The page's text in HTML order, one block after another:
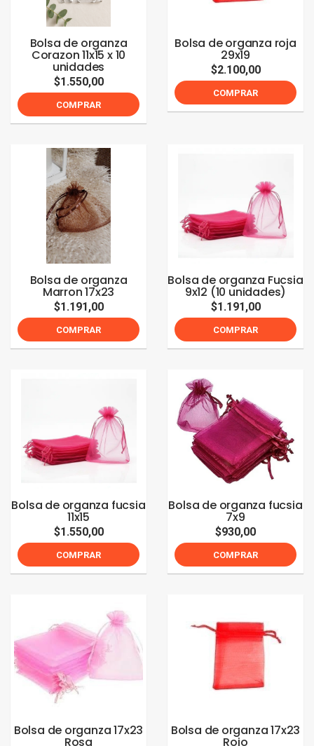
Bolsa de organza
Corazon 11x15 x 10
unidades
$1.550,00
COMPRAR
Bolsa de organza roja
29x19
$2.100,00
COMPRAR
Bolsa de organza
Marron 17x23
$1.191,00
COMPRAR
Bolsa de organza Fucsia
9x12 (10 unidades)
$1.191,00
COMPRAR
Bolsa de organza fucsia
11x15
$1.550,00
COMPRAR
Bolsa de organza fucsia
7x9
$930,00
COMPRAR
Bolsa de organza 17x23
Rosa
Bolsa de organza 17x23
Rojo